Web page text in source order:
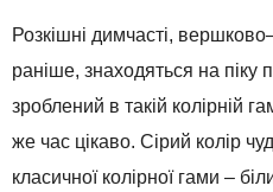
Розкішні димчасті, вершково
раніше, знаходяться на піку
зроблений в такій колірній
же час цікаво. Сірий колір
класичної колірної гами –